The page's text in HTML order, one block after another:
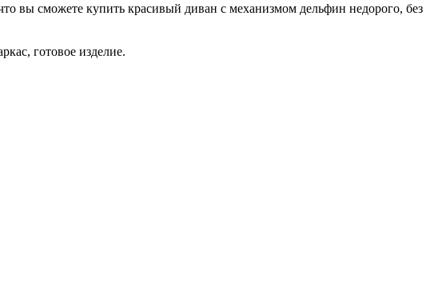
вы сможете купить красивый диван с механизмом дельфин недорого, без
готовое изделие.